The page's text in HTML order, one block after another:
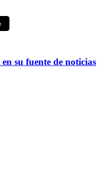
en su fuente de noticias